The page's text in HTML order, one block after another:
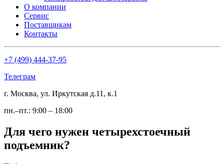
О компании
Сервис
Поставщикам
Контакты
+7 (499) 444-37-95
Телеграм
г. Москва, ул. Иркутская д.11, к.1
пн.–пт.: 9:00 – 18:00
Для чего нужен четырехстоечный
подъемник?